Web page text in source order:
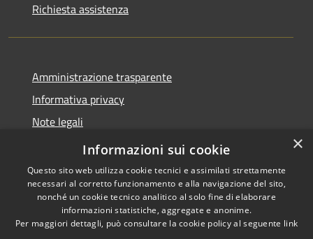
Richiesta assistenza
Amministrazione trasparente
Informativa privacy
Note legali
Dichiarazione di accessibilità
Accessibilità
Copyright © 2026 • Comune di
Cavaion Veronese • Powered
×
Informazioni sui cookie
Questo sito web utilizza cookie tecnici e assimilati strettamente
necessari al corretto funzionamento e alla navigazione del sito,
nonché un cookie tecnico analitico al solo fine di elaborare
informazioni statistiche, aggregate e anonime.
Per maggiori dettagli, può consultare la cookie policy al seguente link